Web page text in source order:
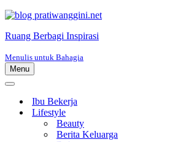
Ruang Berbagi Inspirasi
Menulis untuk Bahagia
Menu
Menu
Menu
NavigasiIbu Bekerja
Lifestyle
Beauty
Berita Keluarga